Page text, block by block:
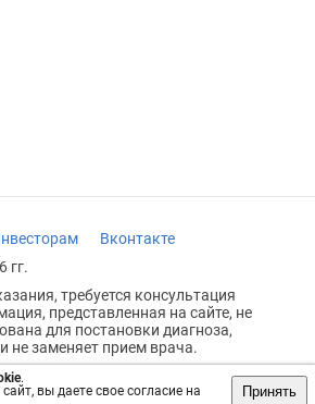
.
вы даете свое согласие на
Принять
Вконтакте
гг.
требуется консультация
представленная на сайте, не
для постановки диагноза,
не заменяет прием врача.
18+